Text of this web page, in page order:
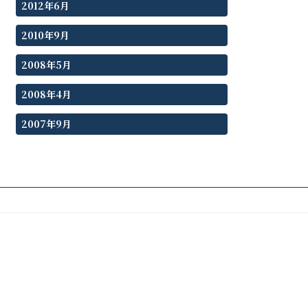
2012年6月
2010年9月
2008年5月
2008年4月
2007年9月